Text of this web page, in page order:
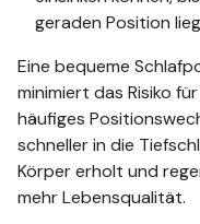
geraden Position
Eine bequeme
minimiert das Risiko
häufiges
schneller in die
Körper erholt und
mehr Lebensqualität.